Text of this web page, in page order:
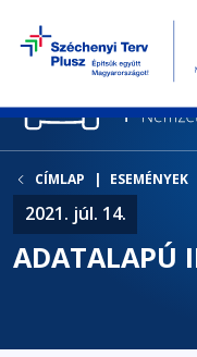
CÍMLAP ESEMÉNYEK
2021. júl. 14.
ADATALAPÚ